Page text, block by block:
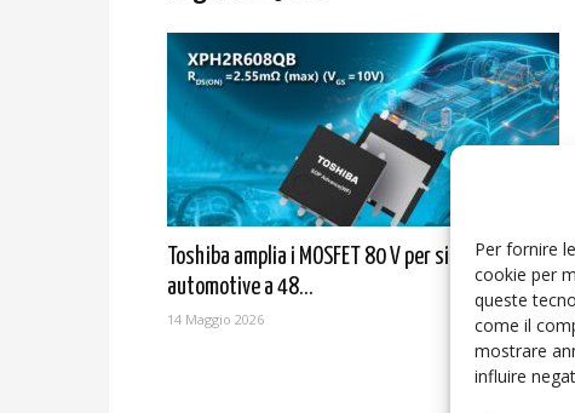
Per fornire
cookie per
queste
come il
mostrare
influire
Toshiba amplia i MOSFET 80 V per sistemi
automotive a 48...
14 Maggio 2026